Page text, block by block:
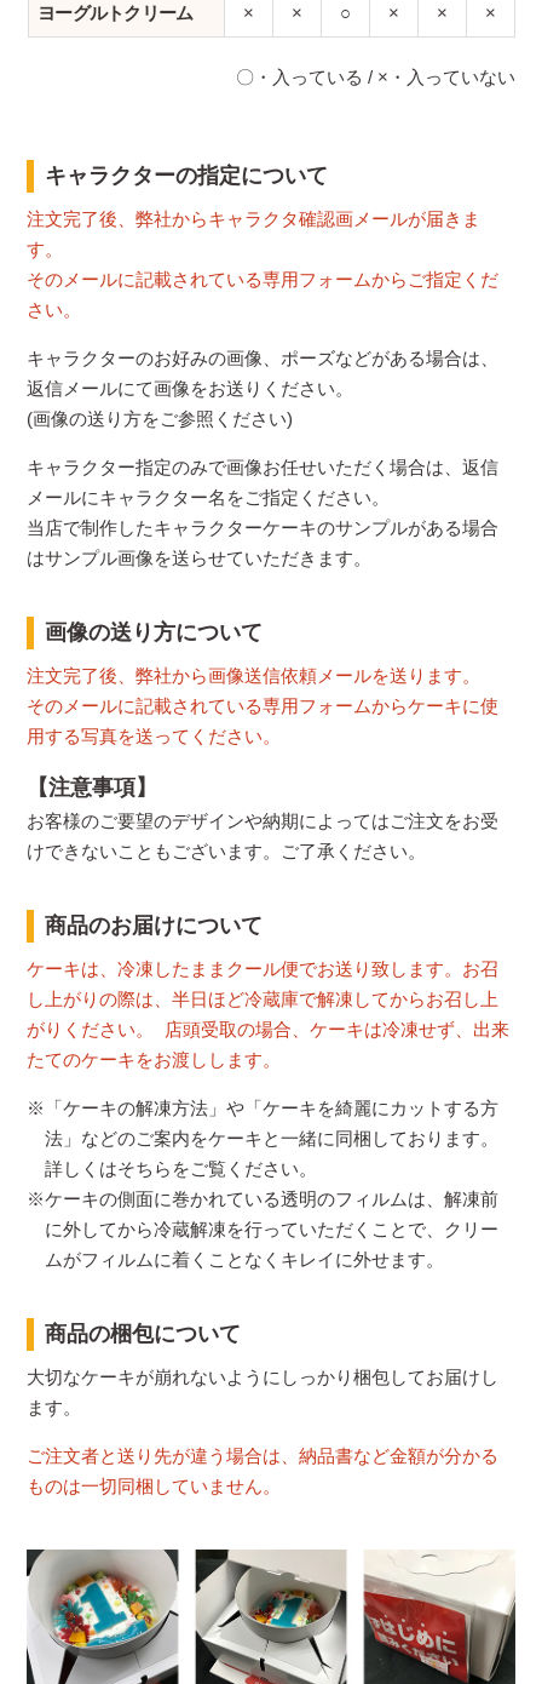
ヨーグルトクリーム × × ○ × × ×
〇・入っている / ×・入っていない
キャラクターの指定について
注文完了後、弊社からキャラクタ確認画メールが届きま
す。
そのメールに記載されている専用フォームからご指定くだ
さい。
キャラクターのお好みの画像、ポーズなどがある場合は、
返信メールにて画像をお送りください。
(画像の送り方をご参照ください)
キャラクター指定のみで画像お任せいただく場合は、返信
メールにキャラクター名をご指定ください。
当店で制作したキャラクターケーキのサンプルがある場合
はサンプル画像を送らせていただきます。
画像の送り方について
注文完了後、弊社から画像送信依頼メールを送ります。
そのメールに記載されている専用フォームからケーキに使
用する写真を送ってください。
【注意事項】
お客様のご要望のデザインや納期によってはご注文をお受
けできないこともございます。ご了承ください。
商品のお届けについて
ケーキは、冷凍したままクール便でお送り致します。お召
し上がりの際は、半日ほど冷蔵庫で解凍してからお召し上
がりください。 店頭受取の場合、ケーキは冷凍せず、出来
たてのケーキをお渡しします。
※「ケーキの解凍方法」や「ケーキを綺麗にカットする方
法」などのご案内をケーキと一緒に同梱しております。
詳しくはそちらをご覧ください。
※ケーキの側面に巻かれている透明のフィルムは、解凍前
に外してから冷蔵解凍を行っていただくことで、クリー
ムがフィルムに着くことなくキレイに外せます。
商品の梱包について
大切なケーキが崩れないようにしっかり梱包してお届けし
ます。
ご注文者と送り先が違う場合は、納品書など金額が分かる
ものは一切同梱していません。